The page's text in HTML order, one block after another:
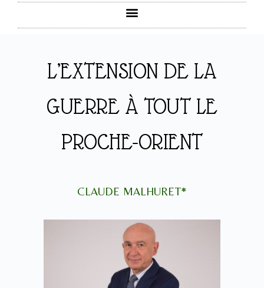
L’EXTENSION DE LA
GUERRE À TOUT LE
PROCHE-ORIENT
CLAUDE MALHURET*